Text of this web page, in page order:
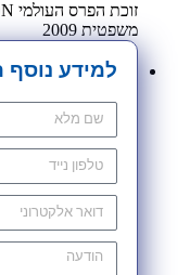
משפטית 2009
למידע נוסף